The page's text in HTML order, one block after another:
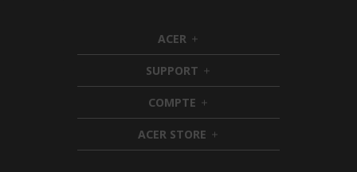
ACER h
i
d
d
e
n
SUPPORT h
i
d
d
e
n
COMPTE h
i
d
d
ACER STORE h
i